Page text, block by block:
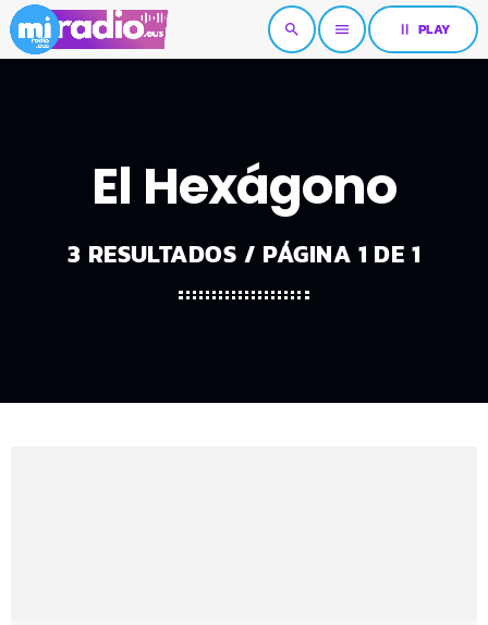
search menu pause PLAY
El Hexágono
3 RESULTADOS / PÁGINA 1 DE 1